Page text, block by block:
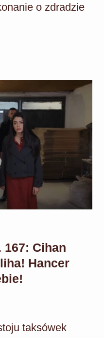
o zdradzie
167: Cihan
Hancer
taksówek